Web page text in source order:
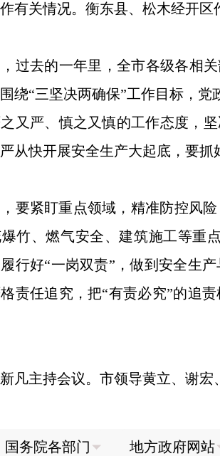
有关情况。衡东县、松木经开
过去的一年里，全市各级各相
绕“三坚决两确保”工作目标，
又严、慎之又慎的工作态度，
从快开展安全生产大起底，要
要紧盯重点领域，精准防控风
竹、燃气安全、建筑施工等重
行好“一岗双责”，做到安全生
责任追究，把“有责必究”的追
凡主持会议。市领导黄立、谢宏